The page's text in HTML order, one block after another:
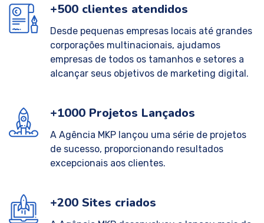
+500 clientes atendidos
Desde pequenas empresas locais até grandes
corporações multinacionais, ajudamos
empresas de todos os tamanhos e setores a
alcançar seus objetivos de marketing digital.
+1000 Projetos Lançados
A Agência MKP lançou uma série de projetos
de sucesso, proporcionando resultados
excepcionais aos clientes.
+200 Sites criados